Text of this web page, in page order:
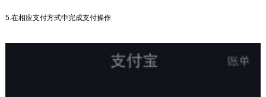
5.在相应支付方式中完成支付操作